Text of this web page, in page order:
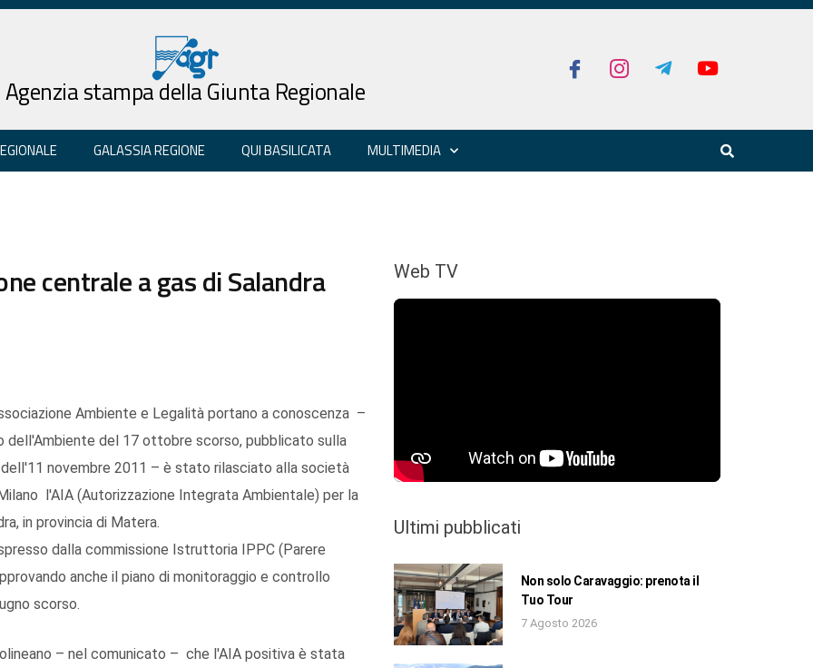
Agenzia stampa della Giunta Regionale
GALASSIA REGIONE QUI BASILICATA MULTIMEDIA
centrale a gas di Salandra
Ambiente e Legalità portano a conoscenza –
del 17 ottobre scorso, pubblicato sulla
novembre 2011 – è stato rilasciato alla società
l'AIA (Autorizzazione Integrata Ambientale) per la
in provincia di Matera.
dalla commissione Istruttoria IPPC (Parere
anche il piano di monitoraggio e controllo
scorso.
– nel comunicato – che l'AIA positiva è stata
Web TV
Ultimi pubblicati
Non solo Caravaggio: prenota il
Tuo Tour
7 Agosto 2026